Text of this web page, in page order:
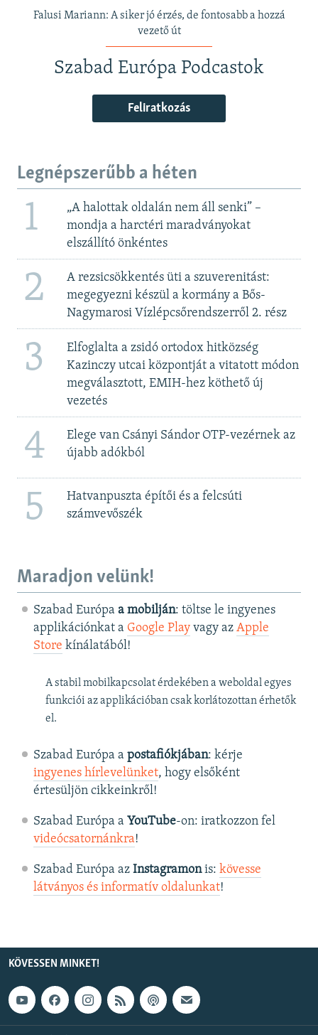
Falusi Mariann: A siker jó érzés, de fontosabb a hozzá
vezető út
Szabad Európa Podcastok
Feliratkozás
Legnépszerűbb a héten
1
„A halottak oldalán nem áll senki” –
mondja a harctéri maradványokat
elszállító önkéntes
2
A rezsicsökkentés üti a szuverenitást:
megegyezni készül a kormány a Bős-
Nagymarosi Vízlépcsőrendszerről 2. rész
3
Elfoglalta a zsidó ortodox hitközség
Kazinczy utcai központját a vitatott módon
megválasztott, EMIH-hez köthető új
vezetés
4
Elege van Csányi Sándor OTP-vezérnek az
újabb adókból
5
Hatvanpuszta építői és a felcsúti
számvevőszék
Maradjon velünk!
Szabad Európa a mobilján: töltse le ingyenes
applikációnkat a Google Playvagy az Apple
Store kínálatából!
A stabil mobilkapcsolat érdekében a weboldal egyes
funkciói az applikációban csak korlátozottan érhetők
el.
Szabad Európa a postafiókjában: kérje
ingyenes hírlevelünket, hogy elsőként
értesüljön cikkeinkről!
Szabad Európa a YouTube-on: iratkozzon fel
videócsatornánkra!
Szabad Európa az Instagramonis: kövesse
látványos és informatív oldalunkat! ​
KÖVESSEN MINKET!